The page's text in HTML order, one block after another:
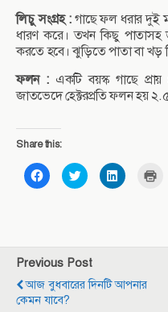
লিচু সংগ্রহ :গাছে ফল ধরার দুই
ধারণ করে। তখন কিছু পাতাসহ
করতে হবে। ঝুড়িতে পাতা বা খড়
ফলন :একটি বয়স্ক গাছে
জাতভেদে হেক্টরপ্রতি ফলন হয়
Share this:
C
l
h
a
r
e
o
n
C
l
h
a
r
e
o
C
l
h
e
o
r
Previous Post
আজ বুধবারের দিনটি আপনার
কেমন যাবে?